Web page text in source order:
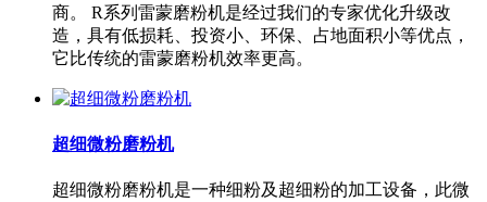
商。 R系列雷蒙磨粉机是经过我们的专家优化升级改
造，具有低损耗、投资小、环保、占地面积小等优点，
它比传统的雷蒙磨粉机效率更高。
超细微粉磨粉机
超细微粉磨粉机是一种细粉及超细粉的加工设备，此微